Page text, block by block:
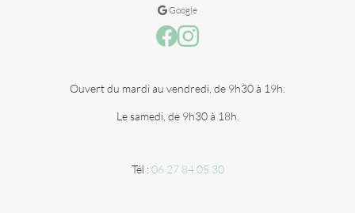
Google
Facebook
Instagram
Ouvert du mardi au vendredi, de 9h30 à 19h.
Le samedi, de 9h30 à 18h.
Tél :06 27 84 05 30